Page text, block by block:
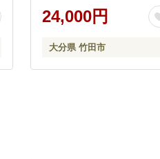
24,000円
大分県 竹田市